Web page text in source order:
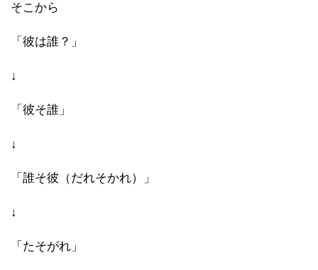
そこから
「彼は誰？」
↓
「彼そ誰」
↓
「誰そ彼（だれそかれ）」
↓
「たそがれ」